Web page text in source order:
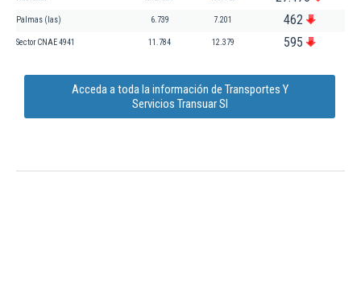
Palmas (las) 6.739 7.201 462
Sector CNAE 4941 11.784 12.379 595
Acceda a toda la información de Transportes Y
Servicios Transuar Sl